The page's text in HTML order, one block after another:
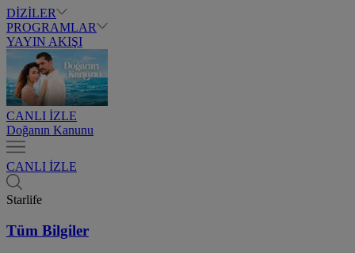
DİZİLER
PROGRAMLAR
YAYIN AKIŞI
CANLI İZLE
Doğanın Kanunu
CANLI İZLE
Starlife
Tüm Bilgiler